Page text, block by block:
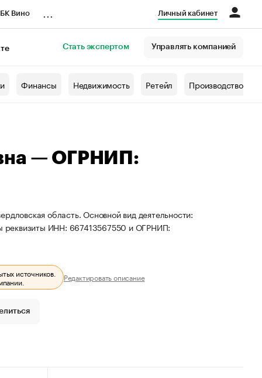
Вино Личный кабинет
Стать экспертом Управлять компанией
Финансы Недвижимость Ретейл Производство
— ОГРНИП:
область. Основной вид деятельности:
реквизиты ИНН: 667413567550 и ОГРНИП:
источников.
Редактировать описание